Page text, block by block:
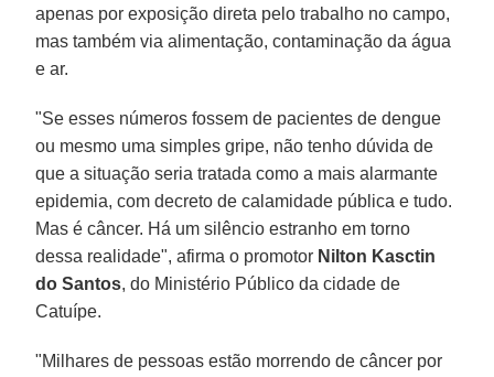
apenas por exposição direta pelo trabalho no campo,
mas também via alimentação, contaminação da água
e ar.
"Se esses números fossem de pacientes de dengue
ou mesmo uma simples gripe, não tenho dúvida de
que a situação seria tratada como a mais alarmante
epidemia, com decreto de calamidade pública e tudo.
Mas é câncer. Há um silêncio estranho em torno
dessa realidade", afirma o promotor Nilton Kasctin
do Santos, do Ministério Público da cidade de
Catuípe.
"Milhares de pessoas estão morrendo de câncer por